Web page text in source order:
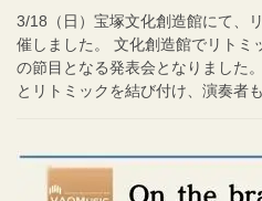
3/18（日）宝塚文化創造館にて、
催しました。 文化創造館でリトミ
の節目となる発表会となりました
とリトミックを結び付け、演奏者